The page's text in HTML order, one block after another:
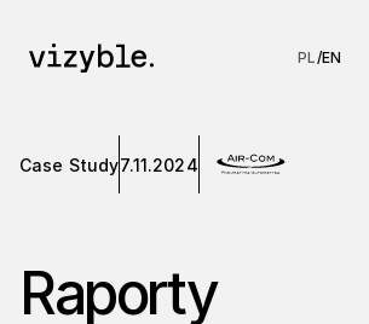
PL/EN
Case Study7.11.2024
Raporty